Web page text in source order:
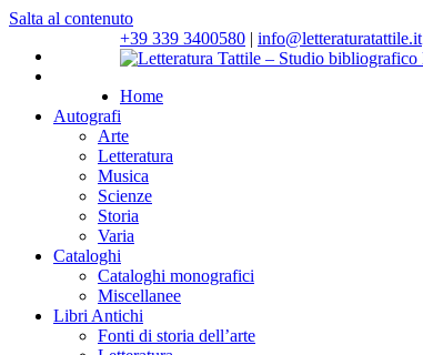
Salta al contenuto
+39 339 3400580 | info@letteraturatattile.it
Home
Autografi
Arte
Letteratura
Musica
Scienze
Storia
Varia
Cataloghi
Cataloghi monografici
Miscellanee
Libri Antichi
Fonti di storia dell’arte